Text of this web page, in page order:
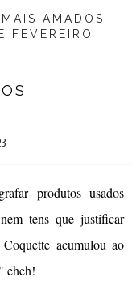
AMADOS
FEVEREIRO
produtos usados
tens que justificar
acumulou ao
eheh!